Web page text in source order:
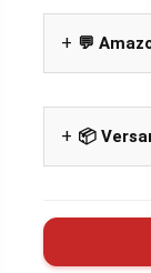
💬
📦